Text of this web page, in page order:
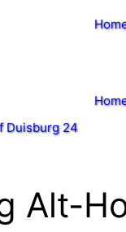
Duisburg 24
Alt-